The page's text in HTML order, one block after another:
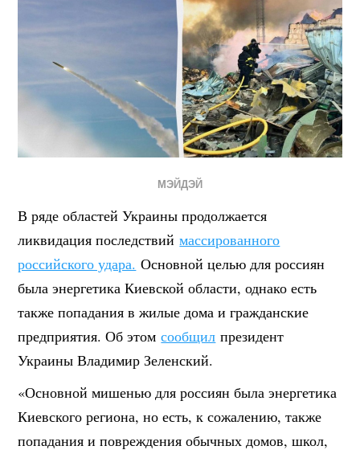
МЭЙДЭЙ
В ряде областей Украины продолжается
ликвидация последствиймассированного
российского удара. Основной целью для россиян
была энергетика Киевской области, однако есть
также попадания в жилые дома и гражданские
предприятия. Об этомсообщил президент
Украины Владимир Зеленский.
«Основной мишенью для россиян была энергетика
Киевского региона, но есть, к сожалению, также
попадания и повреждения обычных домов, школ,